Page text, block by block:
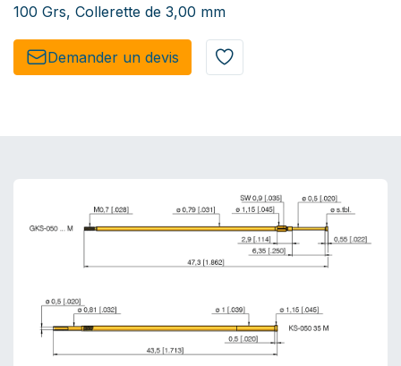
100 Grs, Collerette de 3,00 mm
Demander un de​​vis​​